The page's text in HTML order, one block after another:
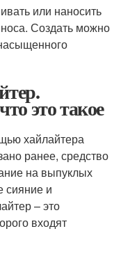
или наносить
Создать можно
это такое
хайлайтера
ранее, средство
на выпуклых
сияние и
– это
входят